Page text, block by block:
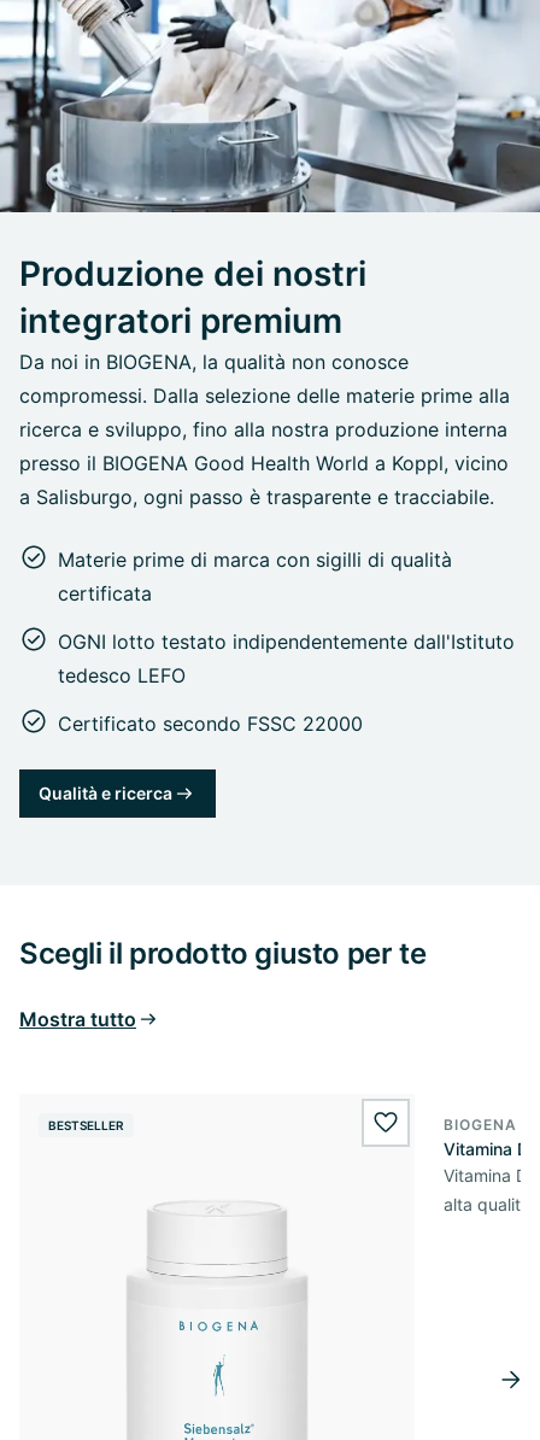
Produzione dei nostri
integratori premium
Da noi in BIOGENA, la qualità non conosce
compromessi. Dalla selezione delle materie prime alla
ricerca e sviluppo, fino alla nostra produzione interna
presso il BIOGENA Good Health World a Koppl, vicino
a Salisburgo, ogni passo è trasparente e tracciabile.
Materie prime di marca con sigilli di qualità
certificata
OGNI lotto testato indipendentemente dall'Istituto
tedesco LEFO
Certificato secondo FSSC 22000
Qualità e ricerca
Scegli il prodotto giusto per te
Mostra tutto
BESTSELLER wishlist.add
BIOGENA
Vitamina
Vitamina
alta qualità